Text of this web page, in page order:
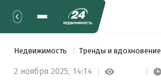
Недвижимость Тренды и вдохновение
2 ноября 2025, 14:14